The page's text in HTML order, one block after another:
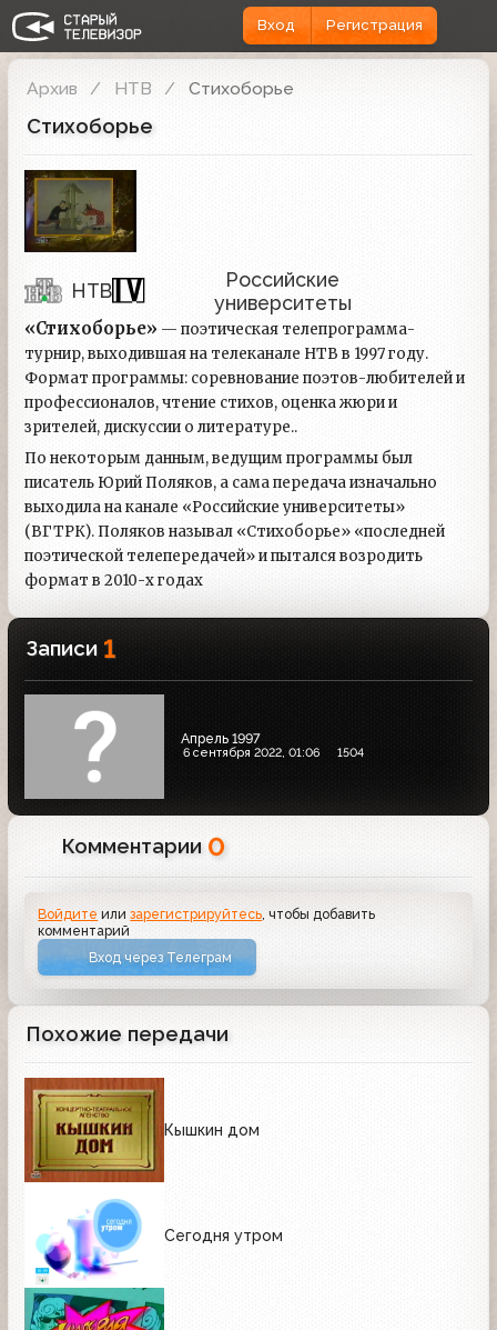
Вход Регистрация
Архив НТВ Стихоборье
Стихоборье
НТВ
Российские
университеты
«Стихоборье» — поэтическая телепрограмма-
турнир, выходившая на телеканале НТВ в 1997 году.
Формат программы: соревнование поэтов-любителей и
профессионалов, чтение стихов, оценка жюри и
зрителей, дискуссии о литературе..
По некоторым данным, ведущим программы был
писатель Юрий Поляков, а сама передача изначально
выходила на канале «Российские университеты»
(ВГТРК). Поляков называл «Стихоборье» «последней
поэтической телепередачей» и пытался возродить
формат в 2010-х годах
Записи 1
Апрель 1997
6 сентября 2022, 01:06 1504
Комментарии 0
Войдите илизарегистрируйтесь, чтобы добавить
комментарий
Вход через Телеграм
Похожие передачи
Кышкин дом
Сегодня утром